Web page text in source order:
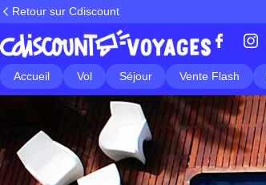
Retour sur Cdiscount
Accueil Vol Séjour Vente Flash